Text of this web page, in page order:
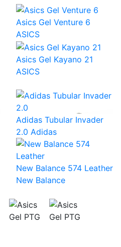
Asics Gel Venture 6
ASICS
Asics Gel Kayano 21
ASICS
Adidas Tubular Invader
2.0 Adidas
New Balance 574 Leather
New Balance